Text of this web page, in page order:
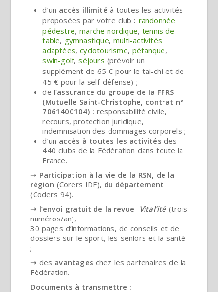
d’un accès illimité à toutes les activités
proposées par votre club : randonnée
pédestre,marche nordique,tennis de
table, gymnastique, multi-activités
adaptées,cyclotourisme, pétanque,
swin-golf,séjours (prévoir un
supplément de 65 € pour letai-chi et de
45 € pour la self-défense) ;
de l’assurance du groupe de la FFRS
(Mutuelle Saint-Christophe, contrat n°
7061400104) : responsabilité civile,
recours, protection juridique,
indemnisation des dommages corporels ;
d’un accès à toutes les activités des
440 clubs de la Fédération dans toute la
France.
➝ Participation à la vie de la RSN, de la
région (Corers IDF), du département
(Coders 94).
➝ l’envoi gratuit de la revue
Vital’ité (trois
numéros/an),
30 pages d’informations, de conseils et de
dossiers sur le sport, les seniors et la santé
;
➝ des avantages chez les partenaires de la
Fédération.
Documents à transmettre :